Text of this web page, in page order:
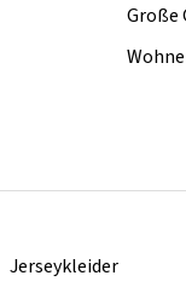
Große
Jerseykleider